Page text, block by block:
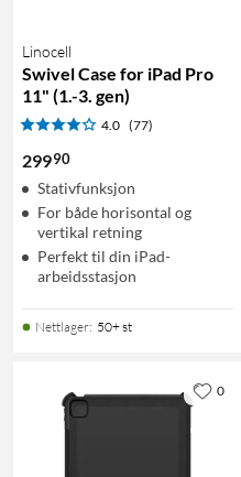
Linocell
Swivel Case for iPad Pro
11" (1.-3. gen)
4.0 (77)
29990
Stativfunksjon
For både horisontal og
vertikal retning
Perfekt til din iPad-
arbeidsstasjon
Nettlager: 50+ st
0